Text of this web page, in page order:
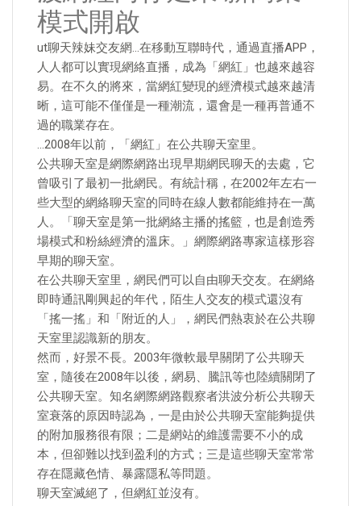
模式開啟
ut聊天辣妹交友網…在移動互聯時代，通過直播APP，
人人都可以實現網絡直播，成為「網紅」也越來越容
易。在不久的將來，當網紅變現的經濟模式越來越清
晰，這可能不僅僅是一種潮流，還會是一種再普通不
過的職業存在。
…2008年以前，「網紅」在公共聊天室里。
公共聊天室是網際網路出現早期網民聊天的去處，它
曾吸引了最初一批網民。有統計稱，在2002年左右一
些大型的網絡聊天室的同時在線人數都能維持在一萬
人。「聊天室是第一批網絡主播的搖籃，也是創造秀
場模式和粉絲經濟的溫床。」網際網路專家這樣形容
早期的聊天室。
在公共聊天室里，網民們可以自由聊天交友。在網絡
即時通訊剛興起的年代，陌生人交友的模式還沒有
「搖一搖」和「附近的人」，網民們熱衷於在公共聊
天室里認識新的朋友。
然而，好景不長。2003年微軟最早關閉了公共聊天
室，隨後在2008年以後，網易、騰訊等也陸續關閉了
公共聊天室。知名網際網路觀察者洪波分析公共聊天
室衰落的原因時認為，一是由於公共聊天室能夠提供
的附加服務很有限；二是網站的維護需要不小的成
本，但卻難以找到盈利的方式；三是這些聊天室常常
存在隱藏色情、暴露隱私等問題。
聊天室滅絕了，但網紅並沒有。